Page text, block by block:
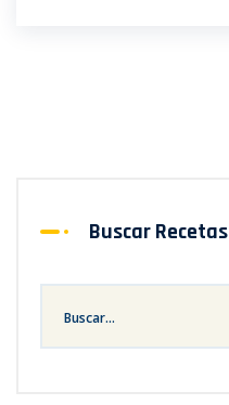
Buscar Recetas